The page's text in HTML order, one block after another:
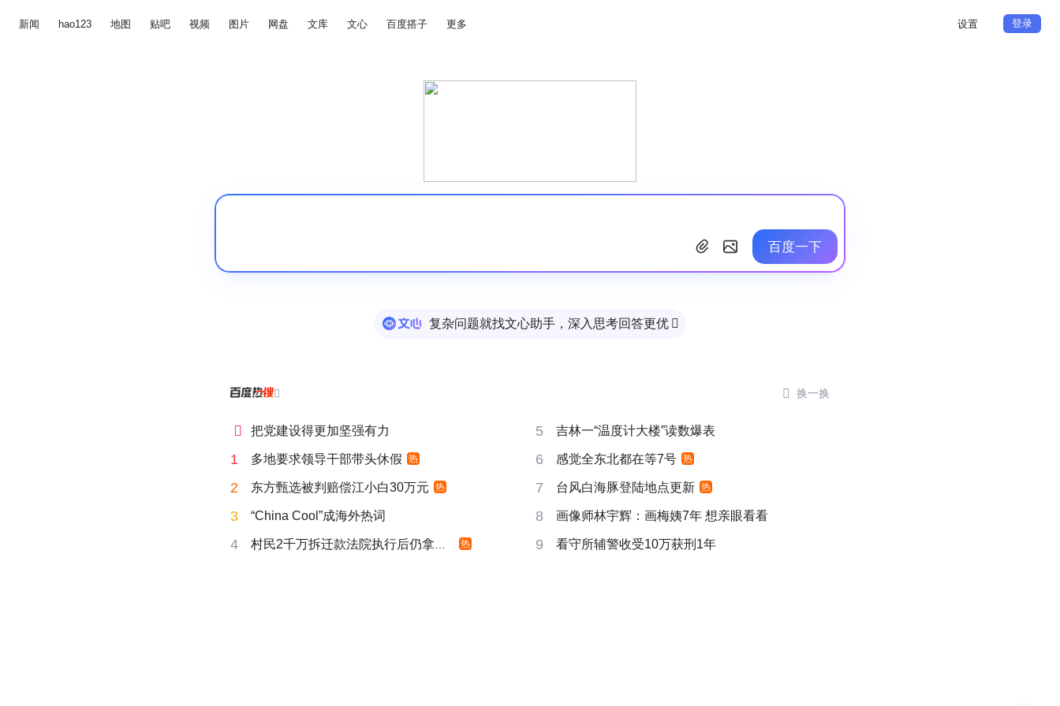
新闻 hao123 地图 贴吧 视频 图片 网盘 文库 文心 百度搭子 更多 设置 登录
百度一下
复杂问题就找文心助手，深入思考回答更优 
  换一换
 把党建设得更加坚强有力 5 吉林一“温度计大楼”读数爆表
1 多地要求领导干部带头休假 热 6 感觉全东北都在等7号 热
2 东方甄选被判赔偿江小白30万元 热 7 台风白海豚登陆地点更新 热
3 “China Cool”成海外热词 8 画像师林宇辉：画梅姨7年 想亲眼看看
4 村民2千万拆迁款法院执行后仍拿不到 热 9 看守所辅警收受10万获刑1年